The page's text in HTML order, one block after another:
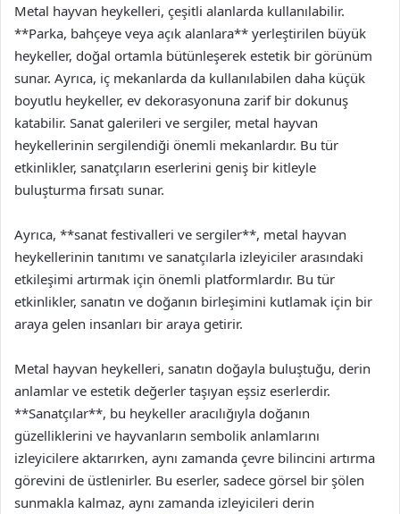
Metal hayvan heykelleri, çeşitli alanlarda kullanılabilir.
**Parka, bahçeye veya açık alanlara** yerleştirilen büyük
heykeller, doğal ortamla bütünleşerek estetik bir görünüm
sunar. Ayrıca, iç mekanlarda da kullanılabilen daha küçük
boyutlu heykeller, ev dekorasyonuna zarif bir dokunuş
katabilir. Sanat galerileri ve sergiler, metal hayvan
heykellerinin sergilendiği önemli mekanlardır. Bu tür
etkinlikler, sanatçıların eserlerini geniş bir kitleyle
buluşturma fırsatı sunar.
Ayrıca, **sanat festivalleri ve sergiler**, metal hayvan
heykellerinin tanıtımı ve sanatçılarla izleyiciler arasındaki
etkileşimi artırmak için önemli platformlardır. Bu tür
etkinlikler, sanatın ve doğanın birleşimini kutlamak için bir
araya gelen insanları bir araya getirir.
Metal hayvan heykelleri, sanatın doğayla buluştuğu, derin
anlamlar ve estetik değerler taşıyan eşsiz eserlerdir.
**Sanatçılar**, bu heykeller aracılığıyla doğanın
güzelliklerini ve hayvanların sembolik anlamlarını
izleyicilere aktarırken, aynı zamanda çevre bilincini artırma
görevini de üstlenirler. Bu eserler, sadece görsel bir şölen
sunmakla kalmaz, aynı zamanda izleyicileri derin